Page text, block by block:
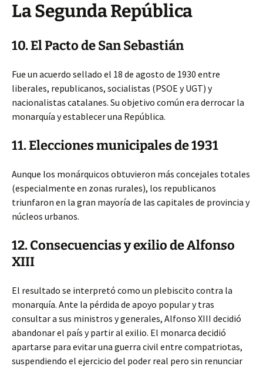
La Segunda República
10. El Pacto de San Sebastián
Fue un acuerdo sellado el 18 de agosto de 1930 entre
liberales, republicanos, socialistas (PSOE y UGT) y
nacionalistas catalanes. Su objetivo común era derrocar la
monarquía y establecer una República.
11. Elecciones municipales de 1931
Aunque los monárquicos obtuvieron más concejales totales
(especialmente en zonas rurales), los republicanos
triunfaron en la gran mayoría de las capitales de provincia y
núcleos urbanos.
12. Consecuencias y exilio de Alfonso
XIII
El resultado se interpretó como un plebiscito contra la
monarquía. Ante la pérdida de apoyo popular y tras
consultar a sus ministros y generales, Alfonso XIII decidió
abandonar el país y partir al exilio. El monarca decidió
apartarse para evitar una guerra civil entre compatriotas,
suspendiendo el ejercicio del poder real pero sin renunciar